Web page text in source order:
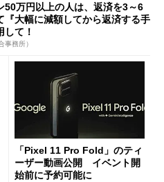
50万円以上の人は、返済を3～6
『大幅に減額してから返済する手
して！
事務所）
「Pixel 11 Pro Fold」のティ
ーザー動画公開 イベント開
始前に予約可能に